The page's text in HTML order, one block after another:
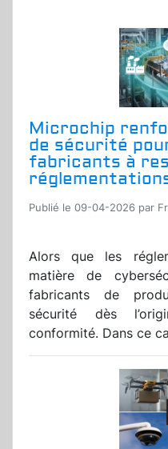
Microchip
de sécurité
fabricants à
Publié le 09-04-2026 par
Alors que les
matière de
fabricants de
sécurité dès
conformité. Dans ce